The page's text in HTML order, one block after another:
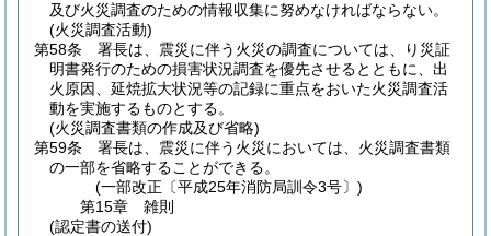
及び火災調査のための情報収集に努めなければならない。
(火災調査活動)
第58条
署長は、震災に伴う火災の調査については、り災証
明書発行のための損害状況調査を優先させるとともに、出
火原因、延焼拡大状況等の記録に重点をおいた火災調査活
動を実施するものとする。
(火災調査書類の作成及び省略)
第59条
署長は、震災に伴う火災においては、火災調査書類
の一部を省略することができる。
(一部改正〔平成25年消防局訓令3号〕)
第15章
雑則
(認定書の送付)